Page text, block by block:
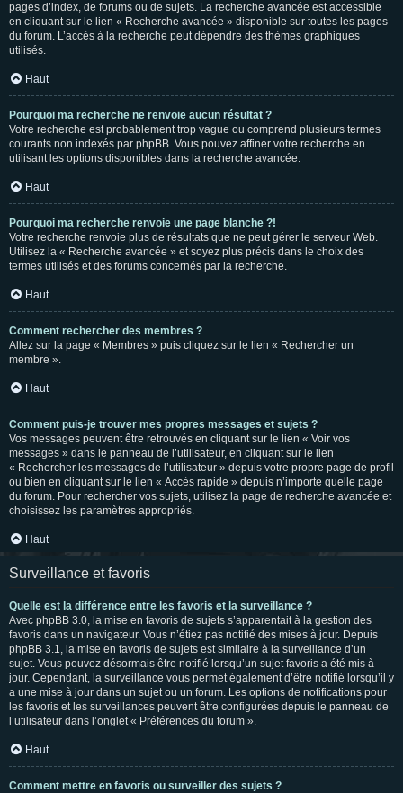
pages d’index, de forums ou de sujets. La recherche avancée est accessible
en cliquant sur le lien « Recherche avancée » disponible sur toutes les pages
du forum. L’accès à la recherche peut dépendre des thèmes graphiques
utilisés.
Haut
Pourquoi ma recherche ne renvoie aucun résultat ?
Votre recherche est probablement trop vague ou comprend plusieurs termes
courants non indexés par phpBB. Vous pouvez affiner votre recherche en
utilisant les options disponibles dans la recherche avancée.
Haut
Pourquoi ma recherche renvoie une page blanche ?!
Votre recherche renvoie plus de résultats que ne peut gérer le serveur Web.
Utilisez la « Recherche avancée » et soyez plus précis dans le choix des
termes utilisés et des forums concernés par la recherche.
Haut
Comment rechercher des membres ?
Allez sur la page « Membres » puis cliquez sur le lien « Rechercher un
membre ».
Haut
Comment puis-je trouver mes propres messages et sujets ?
Vos messages peuvent être retrouvés en cliquant sur le lien « Voir vos
messages » dans le panneau de l’utilisateur, en cliquant sur le lien
« Rechercher les messages de l’utilisateur » depuis votre propre page de profil
ou bien en cliquant sur le lien « Accès rapide » depuis n’importe quelle page
du forum. Pour rechercher vos sujets, utilisez la page de recherche avancée et
choisissez les paramètres appropriés.
Haut
Surveillance et favoris
Quelle est la différence entre les favoris et la surveillance ?
Avec phpBB 3.0, la mise en favoris de sujets s’apparentait à la gestion des
favoris dans un navigateur. Vous n’étiez pas notifié des mises à jour. Depuis
phpBB 3.1, la mise en favoris de sujets est similaire à la surveillance d’un
sujet. Vous pouvez désormais être notifié lorsqu’un sujet favoris a été mis à
jour. Cependant, la surveillance vous permet également d’être notifié lorsqu’il y
a une mise à jour dans un sujet ou un forum. Les options de notifications pour
les favoris et les surveillances peuvent être configurées depuis le panneau de
l’utilisateur dans l’onglet « Préférences du forum ».
Haut
Comment mettre en favoris ou surveiller des sujets ?